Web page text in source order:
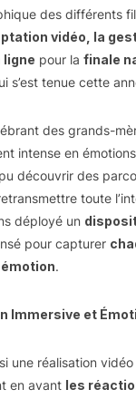
des différents
vidéo, la
ligne pour la finale
s’est tenue cette
des grands-
intense en
découvrir des
toute
déployé un
pour capturer
.
Immersive et
une réalisation
en avant les